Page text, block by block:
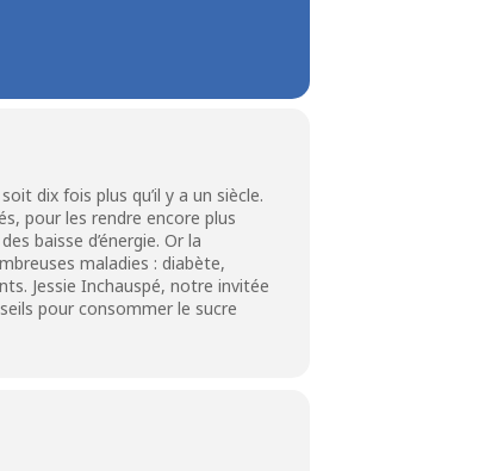
dix fois plus qu’il y a un siècle.
pour les rendre encore plus
baisse d’énergie. Or la
maladies : diabète,
Jessie Inchauspé, notre invitée
pour consommer le sucre